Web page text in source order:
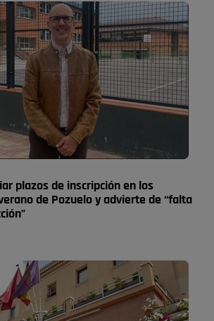
plazos de inscripción en los
de Pozuelo y advierte de “falta